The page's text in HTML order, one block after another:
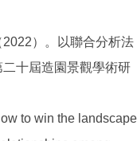
）。以聯合分析法
十屆造園景觀學術研
to win the landscape